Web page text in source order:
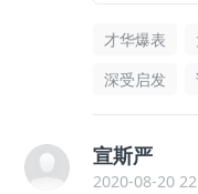
才华爆表
深受启发
宣斯严
2020-08-20